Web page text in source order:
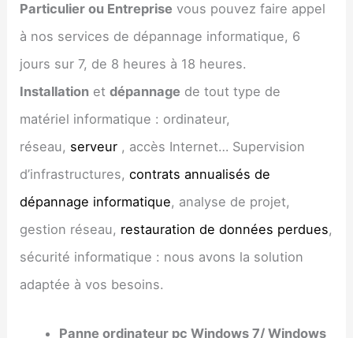
Particulier ou Entreprise vous pouvez faire appel
à nos services de dépannage informatique, 6
jours sur 7, de 8 heures à 18 heures.
Installation etdépannage de tout type de
matériel informatique : ordinateur,
réseau, serveur , accès Internet… Supervision
d’infrastructures, contrats annualisés de
dépannage informatique, analyse de projet,
gestion réseau, restauration de données perdues,
sécurité informatique : nous avons la solution
adaptée à vos besoins.
Panne ordinateur pc Windows 7/ Windows